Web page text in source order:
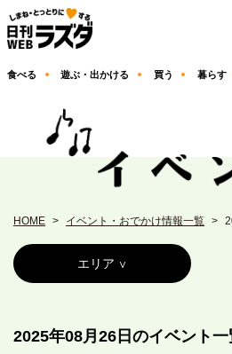
食べる 遊ぶ・出かける 買う 暮らす
HOME イベント・おでかけ情報一覧
エリア
2025年08月26日のイベント一